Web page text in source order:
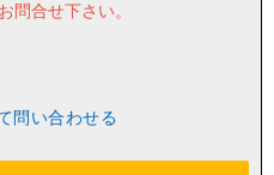
問合せ下さい。
問い合わせる